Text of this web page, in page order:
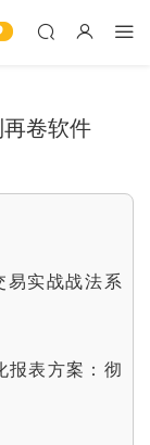
卷软件
易实战战法系
表方案：彻